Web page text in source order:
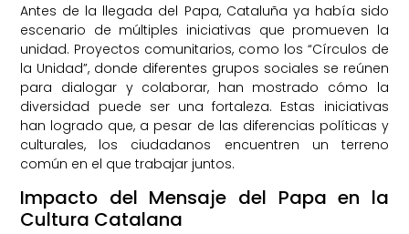
Antes de la llegada del Papa, Cataluña ya había sido
escenario de múltiples iniciativas que promueven la
unidad. Proyectos comunitarios, como los “Círculos de
la Unidad”, donde diferentes grupos sociales se reúnen
para dialogar y colaborar, han mostrado cómo la
diversidad puede ser una fortaleza. Estas iniciativas
han logrado que, a pesar de las diferencias políticas y
culturales, los ciudadanos encuentren un terreno
común en el que trabajar juntos.
Impacto del Mensaje del Papa en la
Cultura Catalana